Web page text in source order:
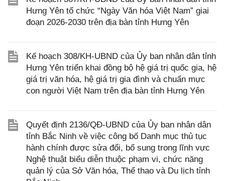
Hưng Yên tổ chức “Ngày Văn hóa Việt Nam” giai
đoạn 2026-2030 trên địa bàn tỉnh Hưng Yên
Kế hoạch 308/KH-UBND của Ủy ban nhân dân tỉnh
Hưng Yên triển khai đồng bộ hệ giá trị quốc gia, hệ
giá trị văn hóa, hệ giá trị gia đình và chuẩn mực
con người Việt Nam trên địa bàn tỉnh Hưng Yên
Quyết định 2136/QĐ-UBND của Ủy ban nhân dân
tỉnh Bắc Ninh về việc công bố Danh mục thủ tục
hành chính được sửa đổi, bổ sung trong lĩnh vực
Nghệ thuật biểu diễn thuộc phạm vi, chức năng
quản lý của Sở Văn hóa, Thể thao và Du lịch tỉnh